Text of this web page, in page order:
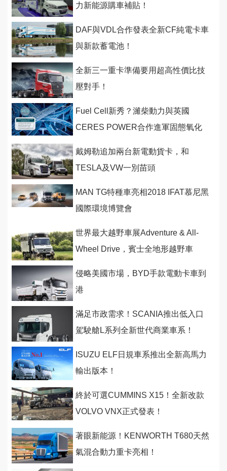
力新能源購車補貼！
DAF與VDL合作發表全新CF純電卡車
與新款蓄電池！
全新三一重卡準備要用超高性價比技
壓對手！
Fuel Cell新秀？濰柴動力與英國
CERES POWER合作進軍固態氧化
戴姆勒追加兩台新電動貨卡，和
TESLA及VW一別苗頭
MAN TG特種車亮相2018 IFAT慕尼黑
國際環境博覽會
世界最大越野車展Adventure & All-
Wheel Drive，賓士全地形越野車
侵略美國市場，BYD手款電動卡車到
港
滿足市政需求！SCANIA推出低入口
駕駛艙L系列全新世代商業車系！
ISUZU ELF日規車系推出全新高馬力
輸出版本！
終於可選CUMMINS X15！全新改款
VOLVO VNX正式發表！
著眼新能源！KENWORTH T680天然
氣混合動力重卡亮相！